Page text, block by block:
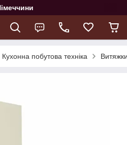
Кухонна побутова техніка